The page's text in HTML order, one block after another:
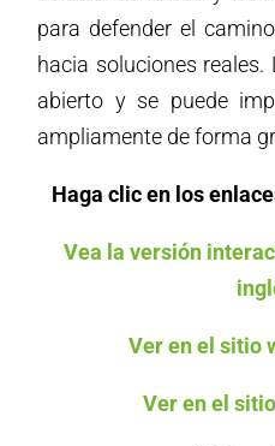
para defender el
hacia soluciones
abierto y se puede
ampliamente de forma
Haga clic en los
Vea la versión
Ver en el sitio
Ver en el